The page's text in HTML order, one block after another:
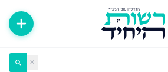
— רשות היחיד ✕